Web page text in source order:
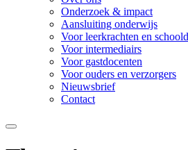
Onderzoek & impact
Aansluiting onderwijs
Voor leerkrachten en
Voor intermediairs
Voor gastdocenten
Voor ouders en verzorgers
Nieuwsbrief
Contact